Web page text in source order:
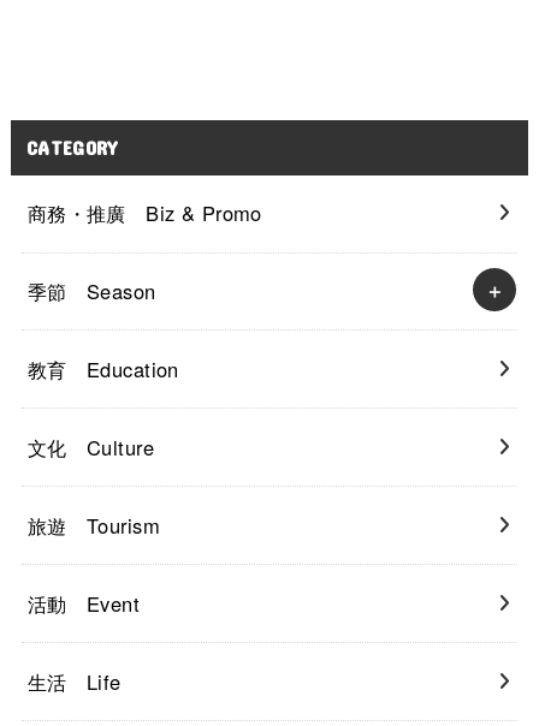
CATEGORY
商務・推廣 Biz & Promo
季節 Season
教育 Education
文化 Culture
旅遊 Tourism
活動 Event
生活 Life